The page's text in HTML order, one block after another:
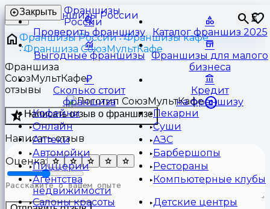
Франшизы
России
⏳
Закрыть
Проверить франшизу Каталог франшиз 2025
Выгодные франшизы Франшизы для малого
бизнеса
Сколько стоит
франшиза
Кредит
на франшизу
Кофейни
Пекарни
Онлайн
Суши
Аптеки
АЗС
Автомойки
Барбершопы
Пиццерии
Рестораны
Агентства
недвижимости
Компьютерные клубы
Салоны красоты
Детские центры
Франшизы России
Франшизы кафе
Франшиза СоюзМультКафе
Франшиза
СоюзМультКафе
отзывы
Написать отзыв о франшизе
Написать отзыв
Оценка: